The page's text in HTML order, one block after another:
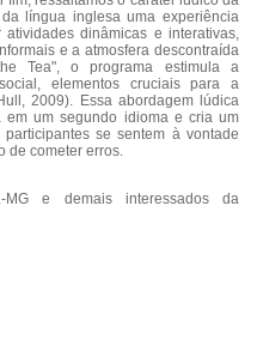
língua inglesa uma experiência
dinâmicas e interativas,
e a atmosfera descontraída
Tea", o programa estimula a
elementos cruciais para a
2009). Essa abordagem lúdica
um segundo idioma e cria um
se sentem à vontade
de cometer erros.
MG e demais interessados da